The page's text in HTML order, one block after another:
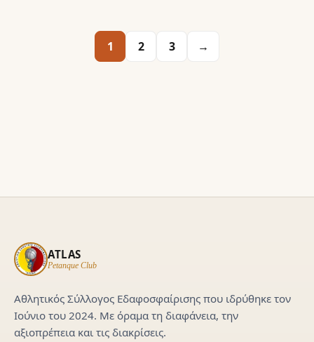
1 2 3 →
ATLAS
Petanque Club
Αθλητικός Σύλλογος Εδαφοσφαίρισης που ιδρύθηκε τον
Ιούνιο του 2024. Με όραμα τη διαφάνεια, την
αξιοπρέπεια και τις διακρίσεις.